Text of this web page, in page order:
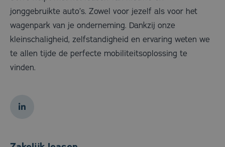
jonggebruikte auto’s. Zowel voor jezelf als voor het
wagenpark van je onderneming. Dankzij onze
kleinschaligheid, zelfstandigheid en ervaring weten we
te allen tijde de perfecte mobiliteitsoplossing te
vinden.